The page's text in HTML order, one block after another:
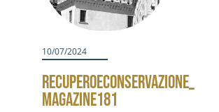
10/07/2024
RECUPEROECONSERVAZIONE_
MAGAZINE181